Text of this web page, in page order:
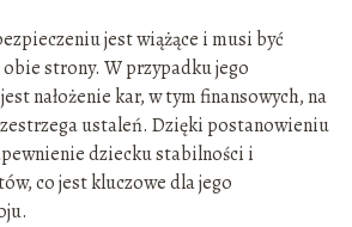
jest wiążące i musi być
strony. W przypadku jego
nałożenie kar, w tym finansowych, na
ustaleń. Dzięki postanowieniu
dziecku stabilności i
co jest kluczowe dla jego